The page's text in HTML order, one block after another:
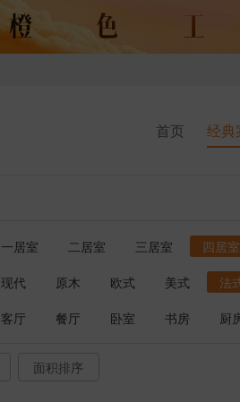
首页 经典
一居室 二居室 三居室
四居室
现代 原木 欧式 美式
法
客厅 餐厅 卧室 书房 厨
面积排序